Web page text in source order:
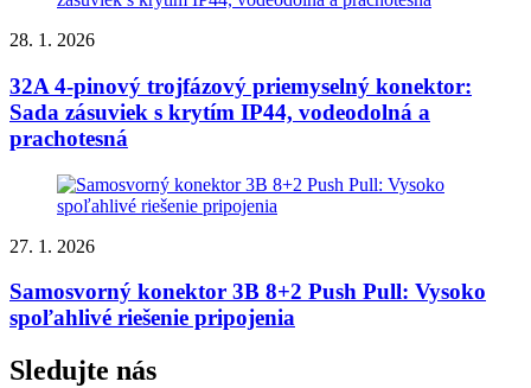
28. 1. 2026
32A 4-pinový trojfázový priemyselný konektor:
Sada zásuviek s krytím IP44, vodeodolná a
prachotesná
27. 1. 2026
Samosvorný konektor 3B 8+2 Push Pull: Vysoko
spoľahlivé riešenie pripojenia
Sledujte nás